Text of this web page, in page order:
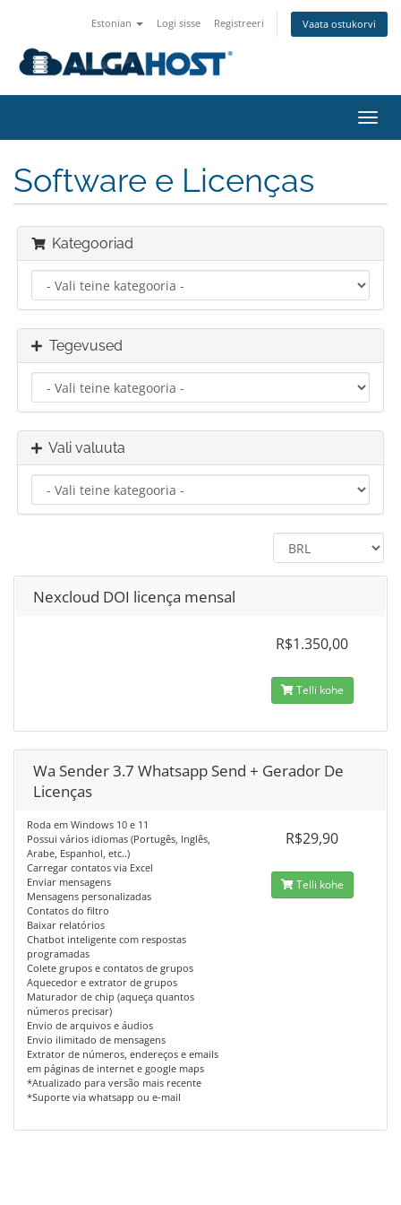
Estonian Logi sisse Registreeri Vaata ostukorvi
Software e Licenças
Kategooriad
Tegevused
Vali valuuta
Nexcloud DOI licença mensal
R$1.350,00
Telli kohe
Wa Sender 3.7 Whatsapp Send + Gerador De
Licenças
Roda em Windows 10 e 11
Possui vários idiomas (Portugês, Inglês,
Arabe, Espanhol, etc..)
Carregar contatos via Excel
Enviar mensagens
Mensagens personalizadas
Contatos do filtro
Baixar relatórios
Chatbot inteligente com respostas
programadas
Colete grupos e contatos de grupos
Aquecedor e extrator de grupos
Maturador de chip (aqueça quantos
números precisar)
Envio de arquivos e áudios
Envio ilimitado de mensagens
Extrator de números, endereços e emails
em páginas de internet e google maps
*Atualizado para versão mais recente
*Suporte via whatsapp ou e-mail
R$29,90
Telli kohe